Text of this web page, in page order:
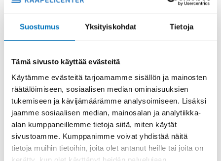
Suostumus Yksityiskohdat Tietoja
Tämä sivusto käyttää evästeitä
Käytämme evästeitä tarjoamamme sisällön ja mainosten
räätälöimiseen, sosiaalisen median ominaisuuksien
tukemiseen ja kävijämäärämme analysoimiseen. Lisäksi
jaamme sosiaalisen median, mainosalan ja analytiikka-
alan kumppaneillemme tietoja siitä, miten käytät
sivustoamme. Kumppanimme voivat yhdistää näitä
tietoja muihin tietoihin, joita olet antanut heille tai joita on
Tai lähetä sähköpostia
myynti@kaapelicenter.fi
Saman kaapelin eri versiot
Ketjukaapeli KAWEFLEX 6410 SK-C-
PVC UL/CSA 7X0,34 (AWG22)